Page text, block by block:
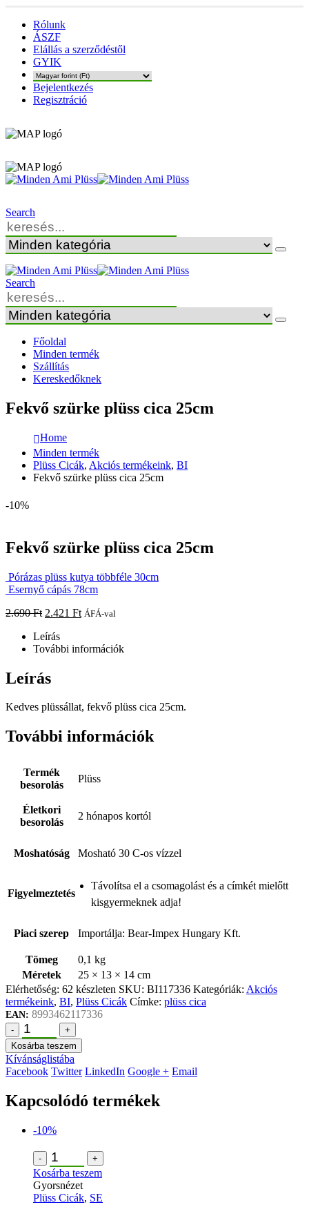
Rólunk
ÁSZF
Elállás a szerződéstől
GYIK
Bejelentkezés
Regisztráció
Search
Search
Főoldal
Minden termék
Szállítás
Kereskedőknek
Fekvő szürke plüss cica 25cm
Home
Minden termék
Plüss Cicák, Akciós termékeink, BI
Fekvő szürke plüss cica 25cm
-10%
Fekvő szürke plüss cica 25cm
Pórázas plüss kutya többféle 30cm
Esernyő cápás 78cm
2.690Ft 2.421 Ft ÁFÁ-val
Leírás
További információk
Leírás
Kedves plüssállat, fekvő plüss cica 25cm.
További információk
Termék
besorolás
Plüss
Életkori
besorolás
2 hónapos kortól
Moshatóság Mosható 30 C-os vízzel
Figyelmeztetés
Távolítsa el a csomagolást és a címkét mielőtt
kisgyermeknek adja!
Piaci szerep Importálja: Bear-Impex Hungary Kft.
Tömeg
0,1 kg
Méretek
25 × 13 × 14 cm
Elérhetőség: 62 készleten SKU: BI117336 Kategóriák: Akciós
termékeink, BI, Plüss Cicák Címke: plüss cica
EAN: 8993462117336
-
+
Kosárba teszem
Kívánságlistába
Facebook Twitter LinkedIn Google + Email
Kapcsolódó termékek
-10%
- +
Kosárba teszem
Gyorsnézet
Plüss Cicák, SE